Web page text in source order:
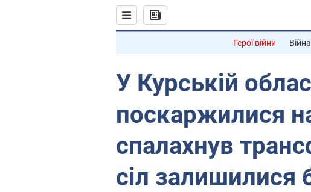
Герої війни
У Курській
поскаржилися
спалахнув
сіл залишилися